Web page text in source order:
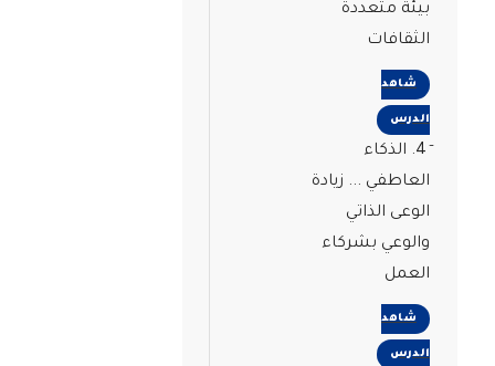
بيئة متعددة
الثقافات
شاهد
الدرس
4. الذكاء
العاطفي ... زيادة
الوعى الذاتي
والوعي بشركاء
العمل
شاهد
الدرس